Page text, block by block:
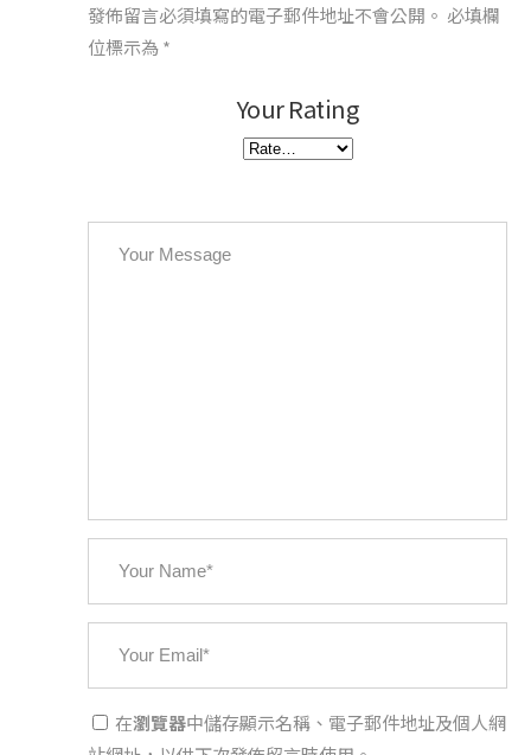
發佈留言必須填寫的電子郵件地址不會公開。 必填欄
位標示為*
Your Rating
在瀏覽器中儲存顯示名稱、電子郵件地址及個人網
Copyright @大為音樂整合行銷有限公司
Ltd.